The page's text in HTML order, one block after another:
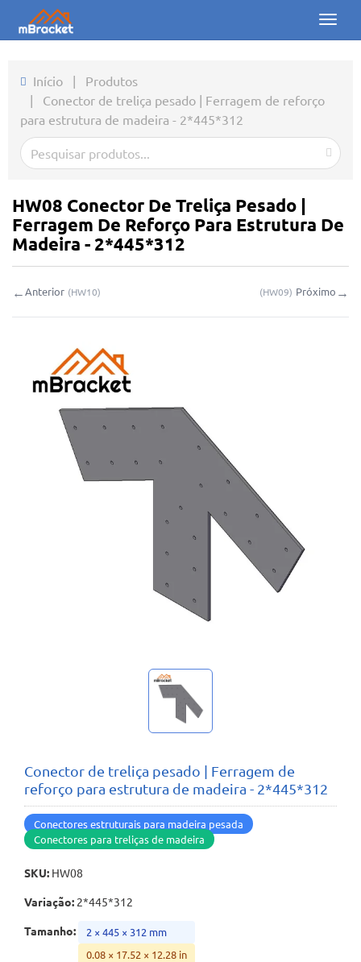
Toggle
Produtos
Sobre nós
Downloads
Minhas consultas
🌐 Language
Início | Produtos
| Conector de treliça pesado | Ferragem de reforço
para estrutura de madeira - 2*445*312
HW08 Conector De Treliça Pesado |
Ferragem De Reforço Para Estrutura De
Madeira - 2*445*312
←Anterior (HW10) (HW09) Próximo →
Conector de treliça pesado | Ferragem de
reforço para estrutura de madeira - 2*445*312
Conectores estruturais para madeira pesada
Conectores para treliças de madeira
SKU: HW08
Variação: 2*445*312
Tamanho:
2 × 445 × 312 mm
0.08 × 17.52 × 12.28 in